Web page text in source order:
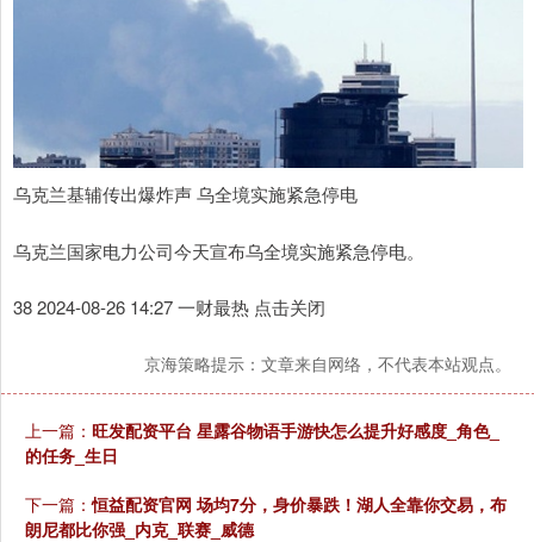
乌克兰基辅传出爆炸声 乌全境实施紧急停电
乌克兰国家电力公司今天宣布乌全境实施紧急停电。
38 2024-08-26 14:27 一财最热 点击关闭
京海策略提示：文章来自网络，不代表本站观点。
上一篇： 旺发配资平台 星露谷物语手游快怎么提升好感度_角色_
的任务_生日
下一篇：恒益配资官网 场均7分，身价暴跌！湖人全靠你交易，布
朗尼都比你强_内克_联赛_威德